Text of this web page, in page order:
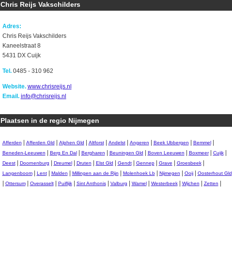
Chris Reijs Vakschilders
Adres:
Chris Reijs Vakschilders
Kaneelstraat 8
5431 DX Cuijk
Tel.0485 - 310 962
Website. www.chrisreijs.nl
Email. info@chrisreijs.nl
Plaatsen in de regio Nijmegen
Afferden Afferden Gld Alphen Gld Altforst| Andelst| Angeren Beek Ubbergen Bemmel|
Beneden-Leeuwen Berg En Dal| Bergharen Beuningen Gld Boven Leeuwen Boxmeer| Cuijk|
Deest| Doornenburg Dreumel| Druten Elst Gld Gendt| Gennep| Grave Groesbeek|
Langenboom| Lent| Malden Millingen aan de Rijn Molenhoek Lb| Nijmegen Ooij| Oosterhout Gld
Ottersum| Overasselt| Puiflijk| Sint Anthonis| Valburg Wamel| Westerbeek| Wijchen Zetten